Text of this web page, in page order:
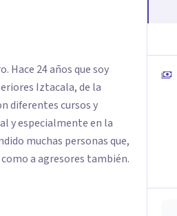
Hace 24 años que soy
Iztacala, de la
diferentes cursos y
y especialmente en la
muchas personas que,
a agresores también.